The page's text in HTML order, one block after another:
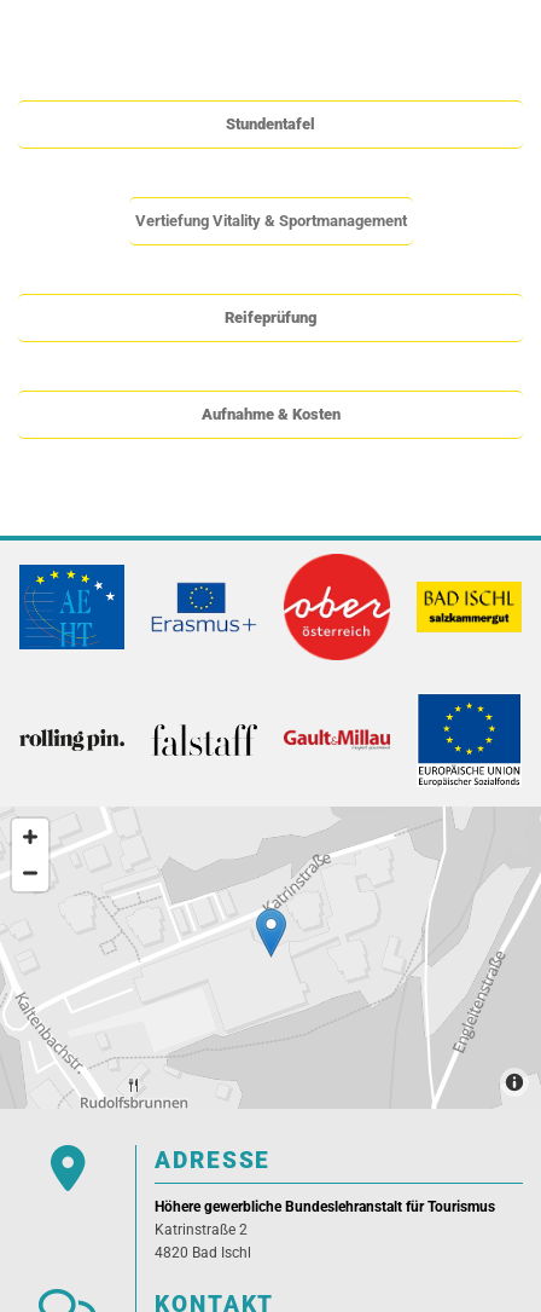
Stundentafel
Vertiefung Vitality & Sportmanagement
Reifeprüfung
Aufnahme & Kosten
 ADRESSE
Höhere gewerbliche Bundeslehranstalt für Tourismus
Katrinstraße 2
4820 Bad Ischl
KONTAKT